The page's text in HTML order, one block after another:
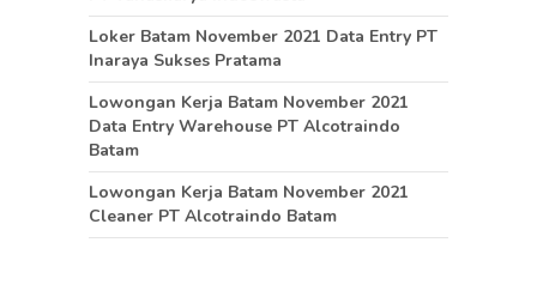
Loker Batam November 2021 Data Entry PT
Inaraya Sukses Pratama
Lowongan Kerja Batam November 2021
Data Entry Warehouse PT Alcotraindo
Batam
Lowongan Kerja Batam November 2021
Cleaner PT Alcotraindo Batam